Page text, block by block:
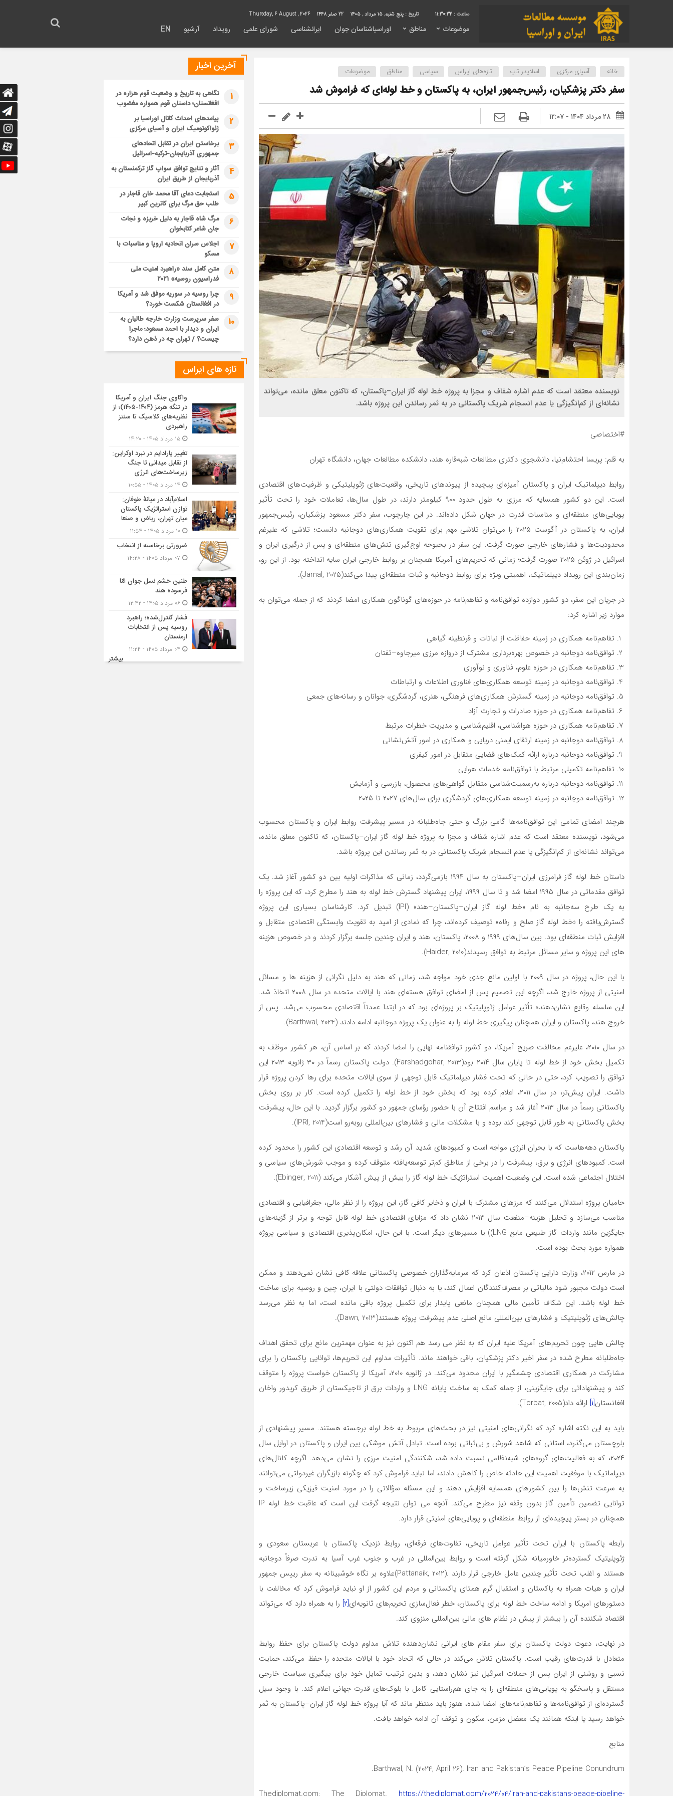
11:30:33 تاریخ : پنج شنبه, ۱۵ مرداد , ۱۴۰۵ 22 صفر 1448
موضوعات مناطق اوراسیاشناسان جوان ایرانشناسی شورای علمی رویداد آرشیو EN
خانه آسیای مرکزی اسلایدر تاپ تازه‌های ایراس سیاسی مناطق موضوعات
سفر دکتر پزشکیان، رئیس‌جمهور ایران، به پاکستان و خط لوله‌ای که فراموش شد
۲۸ مرداد ۱۴۰۴ - ۱۲:۰۷
نویسنده معتقد است که عدم اشاره شفاف و مجزا به پروژه خط لوله گاز ایران–پاکستان، که تاکنون معلق مانده، می‌تواند
نشانه‌ای از کم‌انگیزگی یا عدم انسجام شریک پاکستانی در به ثمر رساندن این پروژه باشد.
#اختصاصی
به قلم: پریسا احتشام‌نیا، دانشجوی دکتری مطالعات شبه‌قاره هند، دانشکده مطالعات جهان، دانشگاه تهران
روابط دیپلماتیک ایران و پاکستان آمیزه‌ای پیچیده از پیوندهای تاریخی، واقعیت‌های ژئوپلیتیکی و ظرفیت‌های اقتصادی
است. این دو کشور همسایه که مرزی به طول حدود ۹۰۰ کیلومتر دارند، در طول سال‌ها، تعاملات خود را تحت تأثیر
پویایی‌های منطقه‌ای و مناسبات قدرت در جهان شکل داده‌اند. در این چارچوب، سفر دکتر مسعود پزشکیان، رئیس‌جمهور
ایران، به پاکستان در آگوست ۲۰۲۵ را می‌توان تلاشی مهم برای تقویت همکاری‌های دوجانبه دانست؛ تلاشی که علیرغم
محدودیت‌ها و فشارهای خارجی صورت گرفت. این سفر در بحبوحه اوج‌گیری تنش‌های منطقه‌ای و پس از درگیری ایران و
اسرائیل در ژوئن ۲۰۲۵ صورت گرفت؛ زمانی که تحریم‌های آمریکا همچنان بر روابط خارجی ایران سایه انداخته بود. از این رو،
زمان‌بندی این رویداد دیپلماتیک، اهمیتی ویژه برای روابط دوجانبه و ثبات منطقه‌ای پیدا می‌کند(Jamal, 2025).
در جریان این سفر، دو کشور دوازده توافق‌نامه و تفاهم‌نامه در حوزه‌های گوناگون همکاری امضا کردند که از جمله می‌توان به
موارد زیر اشاره کرد:
تفاهم‌نامه همکاری در زمینه حفاظت از نباتات و قرنطینه گیاهی
توافق‌نامه دوجانبه در خصوص بهره‌برداری مشترک از دروازه مرزی میرجاوه–تفتان
تفاهم‌نامه همکاری در حوزه علوم، فناوری و نوآوری
توافق‌نامه دوجانبه در زمینه توسعه همکاری‌های فناوری اطلاعات و ارتباطات
توافق‌نامه دوجانبه در زمینه گسترش همکاری‌های فرهنگی، هنری، گردشگری، جوانان و رسانه‌های جمعی
تفاهم‌نامه همکاری در حوزه صادرات و تجارت آزاد
تفاهم‌نامه همکاری در حوزه هواشناسی، اقلیم‌شناسی و مدیریت خطرات مرتبط
توافق‌نامه دوجانبه در زمینه ارتقای ایمنی دریایی و همکاری در امور آتش‌نشانی
توافق‌نامه دوجانبه درباره ارائه کمک‌های قضایی متقابل در امور کیفری
تفاهم‌نامه تکمیلی مرتبط با توافق‌نامه خدمات هوایی
توافق‌نامه دوجانبه درباره به‌رسمیت‌شناسی متقابل گواهی‌های محصول، بازرسی و آزمایش
توافق‌نامه دوجانبه در زمینه توسعه همکاری‌های گردشگری برای سال‌های ۲۰۲۷ تا ۲۰۲۵
هرچند امضای تمامی این توافق‌نامه‌ها گامی بزرگ و حتی جاه‌طلبانه در مسیر پیشرفت روابط ایران و پاکستان محسوب
می‌شود، نویسنده معتقد است که عدم اشاره شفاف و مجزا به پروژه خط لوله گاز ایران–پاکستان، که تاکنون معلق مانده،
می‌تواند نشانه‌ای از کم‌انگیزگی یا عدم انسجام شریک پاکستانی در به ثمر رساندن این پروژه باشد.
داستان خط لوله گاز فرامرزی ایران–پاکستان به سال ۱۹۹۴ بازمی‌گردد، زمانی که مذاکرات اولیه بین دو کشور آغاز شد. یک
توافق مقدماتی در سال ۱۹۹۵ امضا شد و تا سال ۱۹۹۹، ایران پیشنهاد گسترش خط لوله به هند را مطرح کرد، که این پروژه را
به یک طرح سه‌جانبه به نام «خط لوله گاز ایران–پاکستان–هند» (IPI) تبدیل کرد. کارشناسان بسیاری این پروژه
گسترش‌یافته را «خط لوله گاز صلح و رفاه» توصیف کرده‌اند، چرا که نمادی از امید به تقویت وابستگی اقتصادی متقابل و
افزایش ثبات منطقه‌ای بود. بین سال‌های ۱۹۹۹ و ۲۰۰۸، پاکستان، هند و ایران چندین جلسه برگزار کردند و در خصوص هزینه
های این پروژه و سایر مسائل مرتبط به توافق رسیدند(Haider, 2010).
با این حال، پروژه در سال ۲۰۰۹ با اولین مانع جدی خود مواجه شد، زمانی که هند به دلیل نگرانی از هزینه ها و مسائل
امنیتی از پروژه خارج شد، اگرچه این تصمیم پس از امضای توافق هسته‌ای هند با ایالات متحده در سال ۲۰۰۸ اتخاذ شد.
این سلسله وقایع نشان‌دهنده تأثیر عوامل ژئوپلیتیک بر پروژه‌ای بود که در ابتدا عمدتاً اقتصادی محسوب می‌شد. پس از
خروج هند، پاکستان و ایران همچنان پیگیری خط لوله را به عنوان یک پروژه دوجانبه ادامه دادند (Barthwal, 2024).
در سال ۲۰۱۰، علیرغم مخالفت صریح آمریکا، دو کشور توافقنامه نهایی را امضا کردند که بر اساس آن، هر کشور موظف به
تکمیل بخش خود از خط لوله تا پایان سال ۲۰۱۴ بود(Farshadgohar, 2013). دولت پاکستان رسماً در ۳۰ ژانویه ۲۰۱۳ این
توافق را تصویب کرد، حتی در حالی که تحت فشار دیپلماتیک قابل توجهی از سوی ایالات متحده برای رها کردن پروژه قرار
داشت. ایران پیش‌تر، در سال ۲۰۱۱، اعلام کرده بود که بخش خود از خط لوله را تکمیل کرده است. کار بر روی بخش
پاکستانی رسماً در سال ۲۰۱۳ آغاز شد و مراسم افتتاح آن با حضور رؤسای جمهور دو کشور برگزار گردید. با این حال، پیشرفت
بخش پاکستانی به طور قابل توجهی کند بوده و با مشکلات مالی و فشارهای بین‌المللی روبه‌رو است(IPRI, 2014).
پاکستان دهه‌هاست که با بحران انرژی مواجه است و کمبودهای شدید آن رشد و توسعه اقتصادی این کشور را محدود کرده
است. کمبودهای انرژی و برق، پیشرفت را در برخی از مناطق کم‌تر توسعه‌یافته‌ متوقف کرده و موجب شورش‌های سیاسی و
اختلال اجتماعی شده است. این وضعیت اهمیت استراتژیک خط لوله گاز را بیش از پیش آشکار می‌کند (Ebinger, 2011).
حامیان پروژه استدلال می‌کنند که مرزهای مشترک با ایران و ذخایر کافی گاز، این پروژه را از نظر مالی، جغرافیایی و اقتصادی
مناسب می‌سازد و تحلیل هزینه–منفعت سال ۲۰۱۳ نشان داد که مزایای اقتصادی خط لوله قابل توجه و برتر از گزینه‌های
جایگزین مانند واردات گاز طبیعی مایع LNG)) یا مسیرهای دیگر است. با این حال، امکان‌پذیری اقتصادی و سیاسی پروژه
همواره مورد بحث بوده است.
در مارس ۲۰۱۲، وزارت دارایی پاکستان اذعان کرد که سرمایه‌گذاران خصوصی پاکستانی علاقه کافی نشان نمی‌دهند و ممکن
است دولت مجبور شود مالیاتی بر مصرف‌کنندگان اعمال کند، یا به دنبال توافقات دولتی با ایران، چین و روسیه برای ساخت
خط لوله باشد. این شکاف تأمین مالی همچنان مانعی پایدار برای تکمیل پروژه باقی مانده است، اما به نظر می‌رسد
چالش‌های ژئوپلیتیک و فشارهای بین‌المللی مانع اصلی عدم پیشرفت پروژه هستند(Dawn, 2013).
چالش هایی چون تحریم‌های آمریکا علیه ایران که به نظر می رسد هم اکنون نیز به عنوان مهمترین مانع برای تحقق اهداف
جاه‌طلبانه مطرح شده در سفر اخیر دکتر پزشکیان، باقی خواهند ماند. تأثیرات مداوم این تحریم‌ها، توانایی پاکستان را برای
مشارکت در همکاری اقتصادی چشمگیر با ایران محدود می‌کند. در ژانویه ۲۰۱۰، آمریکا از پاکستان خواست پروژه را متوقف
کند و پیشنهاداتی برای جایگزینی، از جمله کمک به ساخت پایانه LNG و واردات برق از تاجیکستان از طریق کریدور واخان
افغانستان[۱] ارائه داد(Torbat, 2005).
باید به این نکته اشاره کرد که نگرانی‌های امنیتی نیز در بحث‌های مربوط به خط لوله برجسته هستند. مسیر پیشنهادی از
بلوچستان می‌گذرد، استانی که شاهد شورش و بی‌ثباتی بوده است. تبادل آتش موشکی بین ایران و پاکستان در اوایل سال
۲۰۲۴، که به فعالیت‌های گروه‌های شبه‌نظامی نسبت داده شد، شکنندگی امنیت مرزی را نشان می‌دهد. اگرچه کانال‌های
دیپلماتیک با موفقیت اهمیت این حادثه خاص را کاهش دادند، اما نباید فراموش کرد که چگونه بازیگران غیردولتی می‌توانند
به سرعت تنش‌ها را بین کشورهای همسایه افزایش دهند و این مسئله سؤالاتی را در مورد امنیت فیزیکی زیرساخت و
توانایی تضمین تأمین گاز بدون وقفه نیز مطرح می‌کند. آنچه می توان نتیجه گرفت این است که عاقبت خط لوله IP
همچنان در بستر پیچیده‌ای از روابط منطقه‌ای و پویایی‌های امنیتی قرار دارد.
رابطه پاکستان با ایران تحت تأثیر عوامل تاریخی، تفاوت‌های فرقه‌ای، روابط نزدیک پاکستان با عربستان سعودی و
ژئوپلیتیک گسترده‌تر خاورمیانه شکل گرفته است و روابط بین‌المللی در غرب و جنوب غرب آسیا به ندرت صرفاً دوجانبه
هستند و اغلب تحت تأثیر چندین عامل خارجی قرار دارند .(Pattanaik, 2012)علاوه بر نگاه خوشبینانه به سفر رییس جمهور
ایران و هیات همراه به پاکستان و استقبال گرم همتای پاکستانی و مردم این کشور از او نباید فراموش کرد که مخالفت با
دستورهای امریکا و ادامه ساخت خط لوله برای پاکستان، خطر فعال‌سازی تحریم‌های ثانویه‌ای[۲]
را به همراه دارد که می‌تواند
اقتصاد شکننده آن را بیشتر از پیش در نظام های مالی بین‌المللی منزوی کند.
در نهایت، دعوت دولت پاکستان برای سفر مقام های ایرانی نشان‌دهنده تلاش مداوم دولت پاکستان برای حفظ روابط
متعادل با قدرت‌های رقیب است. پاکستان تلاش می‌کند در حالی که اتحاد خود با ایالات متحده را حفظ می‌کند، حمایت
نسبی و روشنی از ایران پس از حملات اسرائیل نیز نشان دهد، و بدین ترتیب تمایل خود برای پیگیری سیاست خارجی
مستقل و پاسخگو به پویایی‌های منطقه‌ای را به جای هم‌راستایی کامل با بلوک‌های قدرت جهانی اعلام کند. با وجود سیل
گسترده‌ای از توافق‌نامه‌ها و تفاهم‌نامه‌های امضا شده، هنوز باید منتظر ماند که آیا پروژه خط لوله گاز ایران–پاکستان به ثمر
خواهد رسید یا اینکه همانند یک معضل مزمن، سکون و توقف آن ادامه خواهد یافت.
منابع
Barthwal, N. (2024, April 26). Iran and Pakistan’s Peace Pipeline Conundrum.
آخرین اخبار
1
نگاهی به تاریخ و وضعیت قوم هزاره در
افغانستان؛ داستان قوم همواره مغضوب
2
پیامدهای احداث کانال اوراسیا بر
ژئواکونومیک ایران و آسیای مرکزی
3
برخاستن ایران در تقابل اتحادهای
جمهوری آذربایجان-ترکیه-اسرائیل
4
آثار و نتایج توافق سواپ گاز ترکمنستان به
آذربایجان از طریق ایران
5
استجابت دعای آقا محمد خان قاجار در
طلب حق مرگ برای کاترین کبیر
6
مرگ شاه قاجار به دلیل خربزه و نجات
جان شاعر کتابخوان
7
اجلاس سران اتحادیه اروپا و مناسبات با
مسکو
8
متن کامل سند «راهبرد امنیت ملی
فدراسیون روسیه» ۲۰۲۱
9
چرا روسیه در سوریه موفق شد و آمریکا
در افغانستان شکست خورد؟
10
سفر سرپرست وزارت خارجه طالبان به
ایران و دیدار با احمد مسعود؛ ماجرا
چیست؟ / تهران چه در ذهن دارد؟
تازه های ایراس
واکاوی جنگ ایران و آمریکا
در تنگه هرمز (۱۴۰۴-۱۴۰۵)؛ از
نظریه‌های کلاسیک تا سنتز
راهبردی
تغییر پارادایم در نبرد اوکراین:
از تقابل میدانی تا جنگ
زیرساخت‌های انرژی
اسلام‌آباد در میانۀ طوفان:
توازن استراتژیک پاکستان
میان تهران، ریاض و صنعا
ضرورتی برخاسته از انتخاب
طنین خشم نسل جوان امّا
فرسوده هند
فشار کنترل‌شده؛ راهبرد
روسیه پس از انتخابات
ارمنستان
بیشتر